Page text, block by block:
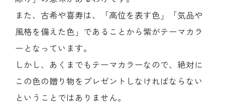
また、古希や喜寿は、「高位を表す色」「気品や
風格を備えた色」であることから紫がテーマカラ
ーとなっています。
しかし、あくまでもテーマカラーなので、絶対に
この色の贈り物をプレゼントしなければならない
ということではありません。